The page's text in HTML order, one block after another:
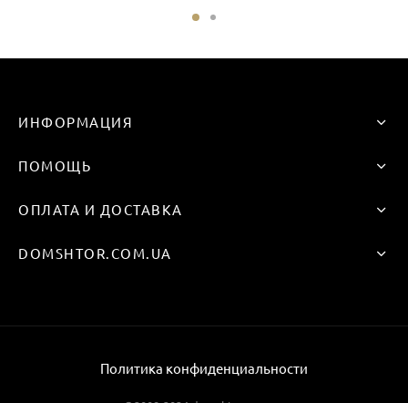
DOMSHTOR.COM.UA
ПОМОЩЬ
ОПЛАТА И ДОСТАВКА
ИНФОРМАЦИЯ
Политика конфиденциальности